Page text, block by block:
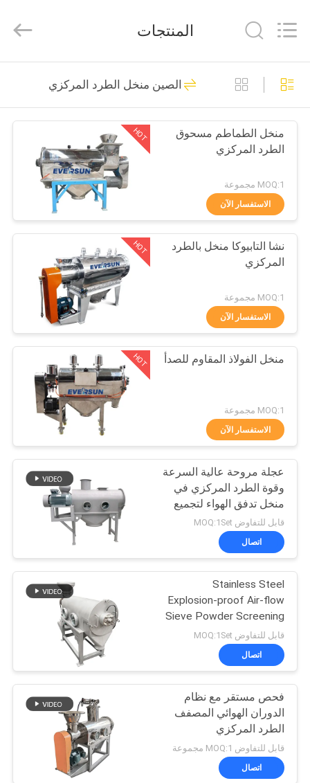
مسكن
منتجات
عرض
الواقع
الافتراضي
معلومات
جولة
في
المعمل
مراقبة
الجودة
اتصل
اطلب
اقتباس
خريطة
الموقع
سياسة
الخصوصية
Reserved.
آلة الغربلة الاهتزازية
185
آلة فحص الدوران
84
آلة فرز بهلوان
مفرغ الحقيبة السائبة
179
أنظمة ناقل فراغ
131
المنتجات
الصين منخل الطرد المركزي
HOT
منخل الطماطم مسحوق
الطرد المركزي
MOQ:1 مجموعة
الاستفسار الآن
HOT
نشا التابيوكا منخل بالطرد
المركزي
MOQ:1 مجموعة
الاستفسار الآن
HOT منخل الفولاذ المقاوم للصدأ
MOQ:1 مجموعة
الاستفسار الآن
عجلة مروحة عالية السرعة
وقوة الطرد المركزي في
منخل تدفق الهواء لتجميع
الجسيمات الدقيقة في
صناعات الأغذية
والكيماويات
قابل للتفاوض MOQ:1Set
اتصال
Stainless Steel
Explosion-proof Air-flow
Sieve Powder Screening
Machine Air-flow Sorting
Machine
قابل للتفاوض MOQ:1Set
اتصال
فحص مستقر مع نظام
الدوران الهوائي المصفف
الطرد المركزي
للألكترونيات
قابل للتفاوض MOQ:1 مجموعة
اتصال